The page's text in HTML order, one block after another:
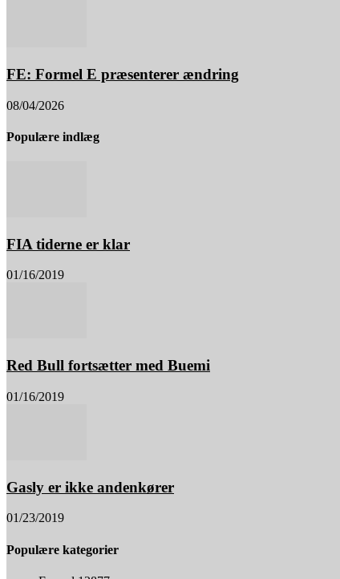
FE: Formel E præsenterer ændring
08/04/2026
Populære indlæg
FIA tiderne er klar
01/16/2019
Red Bull fortsætter med Buemi
01/16/2019
Gasly er ikke andenkører
01/23/2019
Populære kategorier